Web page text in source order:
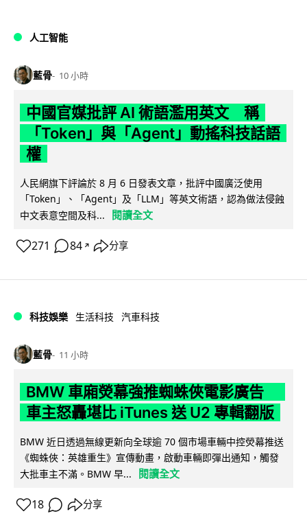
人工智能
藍骨 10 小時
中國官媒批評 AI 術語濫用英文 稱
「Token」與「Agent」動搖科技話語
權
人民網旗下評論於 8 月 6 日發表文章，批評中國廣泛使用
「Token」、「Agent」及「LLM」等英文術語，認為做法侵蝕
中文表意空間及科...
閱讀全文
271 84 ↗ 分享
科技娛樂 生活科技 汽車科技
藍骨 11 小時
BMW 車廂熒幕強推蜘蛛俠電影廣告
車主怒轟堪比 iTunes 送 U2 專輯翻版
BMW 近日透過無線更新向全球逾 70 個市場車輛中控熒幕推送
《蜘蛛俠：英雄重生》宣傳動畫，啟動車輛即彈出通知，觸發
大批車主不滿。BMW 早...
閱讀全文
18 分享